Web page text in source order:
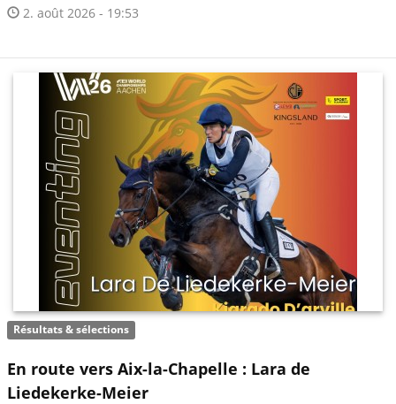
2. août 2026 - 19:53
Résultats & sélections
En route vers Aix-la-Chapelle : Lara de
Liedekerke-Meier